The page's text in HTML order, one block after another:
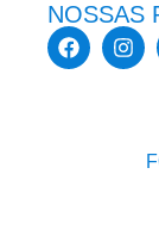
NOSSAS